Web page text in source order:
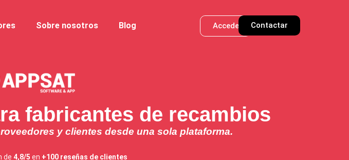
Sobre nosotros Blog Acceder Contactar
fabricantes de recambios
y clientes desde una sola plataforma.
de 4,8/5 en +100 reseñas de clientes